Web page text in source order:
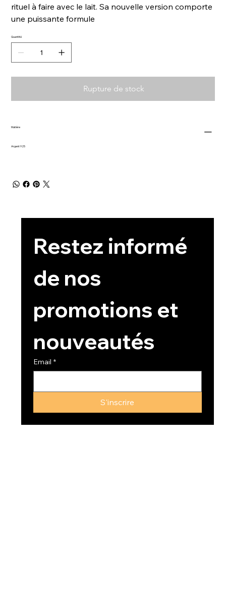
rituel à faire avec le lait. Sa nouvelle version comporte
une puissante formule
Quantité
Rupture de stock
Matière
Argent 925
Restez informé
de nos
promotions et
nouveautés
Email *
S'inscrire